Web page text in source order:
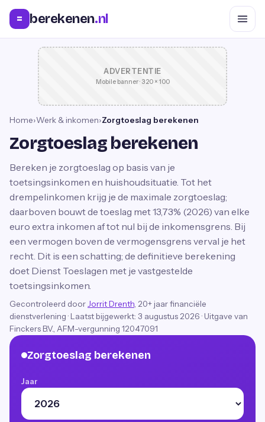
= berekenen.nl
ADVERTENTIE
Mobile banner · 320 × 100
Home›Werk & inkomen›Zorgtoeslag berekenen
Zorgtoeslag berekenen
Bereken je zorgtoeslag op basis van je
toetsingsinkomen en huishoudsituatie. Tot het
drempelinkomen krijg je de maximale zorgtoeslag;
daarboven bouwt de toeslag met 13,73% (2026) van elke
euro extra inkomen af tot nul bij de inkomensgrens. Bij
een vermogen boven de vermogensgrens verval je het
recht. Dit is een schatting; de definitieve berekening
doet Dienst Toeslagen met je vastgestelde
toetsingsinkomen.
Gecontroleerd door Jorrit Drenth , 20+ jaar financiële
dienstverlening · Laatst bijgewerkt: 3 augustus 2026 · Uitgave van
Finckers B.V., AFM-vergunning 12047091
Zorgtoeslag berekenen
Jaar